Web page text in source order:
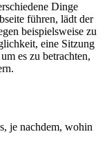
Dinge
führen, lädt der
beispielsweise zu
eine Sitzung
es zu betrachten,
je nachdem, wohin